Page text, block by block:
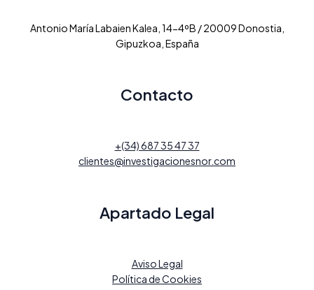
Antonio María Labaien Kalea, 14-4ºB / 20009 Donostia,
Gipuzkoa, España
Contacto
+(34) 687 35 47 37
clientes@investigacionesnor.com
Apartado Legal
Aviso Legal
Política de Cookies